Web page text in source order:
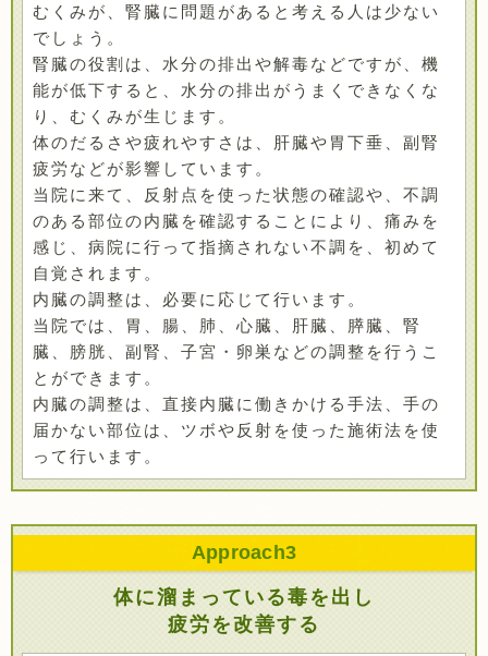
むくみが、腎臓に問題があると考える人は少ない
でしょう。
腎臓の役割は、水分の排出や解毒などですが、機
能が低下すると、水分の排出がうまくできなくな
り、むくみが生じます。
体のだるさや疲れやすさは、肝臓や胃下垂、副腎
疲労などが影響しています。
当院に来て、反射点を使った状態の確認や、不調
のある部位の内臓を確認することにより、痛みを
感じ、病院に行って指摘されない不調を、初めて
自覚されます。
内臓の調整は、必要に応じて行います。
当院では、胃、腸、肺、心臓、肝臓、膵臓、腎
臓、膀胱、副腎、子宮・卵巣などの調整を行うこ
とができます。
内臓の調整は、直接内臓に働きかける手法、手の
届かない部位は、ツボや反射を使った施術法を使
って行います。
Approach3
体に溜まっている毒を出し
疲労を改善する